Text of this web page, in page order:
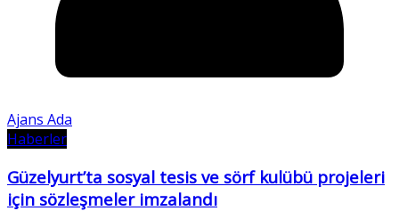
Ajans Ada
Haberler
Güzelyurt’ta sosyal tesis ve sörf kulübü projeleri
için sözleşmeler imzalandı